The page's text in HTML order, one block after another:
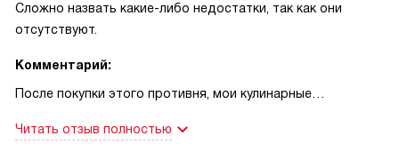
Сложно назвать какие-либо недостатки, так как они
отсутствуют.
Комментарий:
После покупки этого противня, мои кулинарные
не профессиональный повар, но люблю готовить дома
Читать отзыв полностью